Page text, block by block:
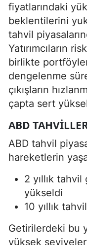
fiyatlarındaki
beklentilerini
tahvil
Yatırımcıların
birlikte
dengelenme
çıkışların
çapta sert
ABD
ABD tahvil
hareketlerin
2 yıllık
yükseldi
10 yıllık
Getirilerdeki bu
yüksek